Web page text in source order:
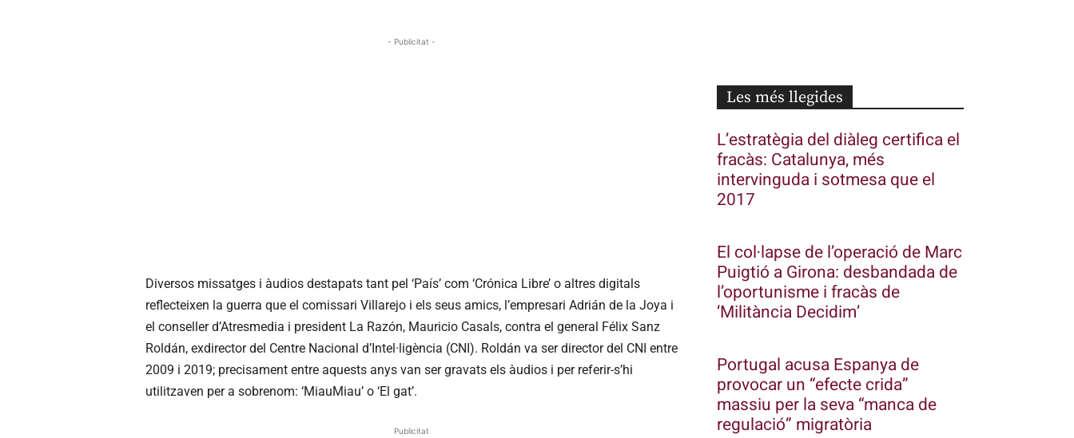
- Publicitat -
Diversos missatges i àudios destapats tant pel ‘País’ com ‘Crónica Libre’ o altres digitals
reflecteixen la guerra que el comissari Villarejo i els seus amics, l’empresari Adrián de la Joya i
el conseller d’Atresmedia i president La Razón, Mauricio Casals, contra el general Félix Sanz
Roldán, exdirector del Centre Nacional d’Intel·ligència (CNI). Roldán va ser director del CNI entre
2009 i 2019; precisament entre aquests anys van ser gravats els àudios i per referir-s’hi
utilitzaven per a sobrenom: ‘MiauMiau’ o ‘El gat’.
Publicitat
Les més llegides
L’estratègia del diàleg certifica el
fracàs: Catalunya, més
intervinguda i sotmesa que el
2017
El col·lapse de l’operació de Marc
Puigtió a Girona: desbandada de
l’oportunisme i fracàs de
‘Militància Decidim’
Portugal acusa Espanya de
provocar un “efecte crida”
massiu per la seva “manca de
regulació” migratòria